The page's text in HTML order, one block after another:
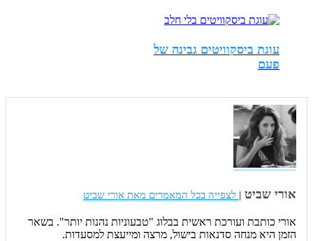
עוגת ביסקוויטים גבינה של
פעם
אורי שביט | לצפייה בכל המאמרים מאת אורי שביט
אורי כותבת ועורכת ראשית בבלוג "טבעוניות נהנות יותר". בשאר
הזמן היא מנחה סדנאות בישול, מרצה ומייעצת למסעדות.